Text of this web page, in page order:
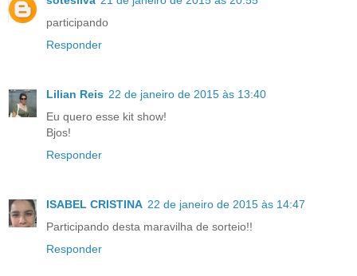
participando
Responder
Lilian Reis 22 de janeiro de 2015 às 13:40
Eu quero esse kit show!
Bjos!
Responder
ISABEL CRISTINA 22 de janeiro de 2015 às 14:47
Participando desta maravilha de sorteio!!
Responder